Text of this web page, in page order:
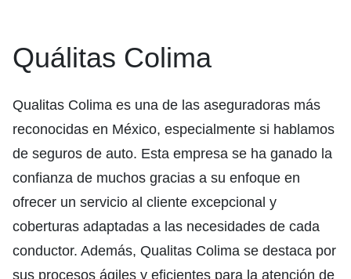
Quálitas Colima
Qualitas Colima es una de las aseguradoras más
reconocidas en México, especialmente si hablamos
de seguros de auto. Esta empresa se ha ganado la
confianza de muchos gracias a su enfoque en
ofrecer un servicio al cliente excepcional y
coberturas adaptadas a las necesidades de cada
conductor. Además, Qualitas Colima se destaca por
sus procesos ágiles y eficientes para la atención de